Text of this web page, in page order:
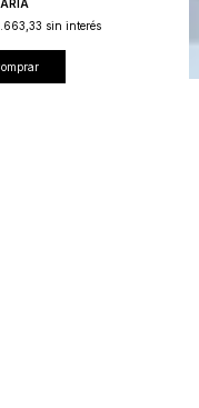
sin interés